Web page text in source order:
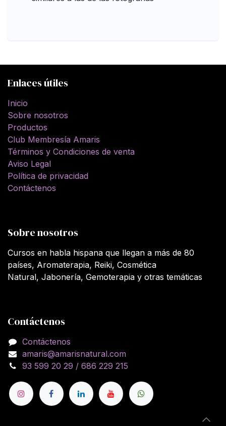
Enlaces útiles
Inicio
Sobre nosotros
Productos
Club Membresía Amaris
Términos y Condiciones de venta
Aviso Legal
Política de privacidad
Contáctenos
Sobre nosotros
Cursos en habla hispana que llegan a más de 80
países, Aromaterapia, Reiki, Cosmética
Natural, Jabonería, Gemoterapia y otras temáticas
Contáctenos
Contáctenos
amaris@amarisnatural.com
93 599 20 29 / 686 229 215